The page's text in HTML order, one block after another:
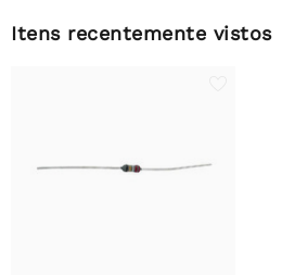
Itens recentemente vistos